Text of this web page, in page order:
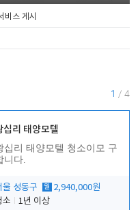
비스 게시
1 / 4
십리 태양모텔
십리 태양모텔 청소이모 구
니다.
울 성동구 월 2,940,000원
소
1년 이상